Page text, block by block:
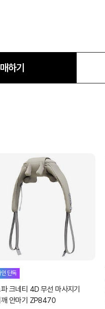
하기
단독
크네티 4D 무선 마사지기
깨 안마기 ZP8470